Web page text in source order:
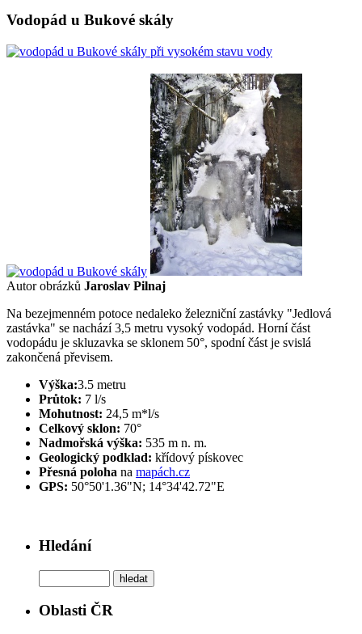
Vodopád u Bukové skály
Autor obrázků Jaroslav Pilnaj
Na bezejmenném potoce nedaleko železniční zastávky "Jedlová
zastávka" se nachází 3,5 metru vysoký vodopád. Horní část
vodopádu je skluzavka se sklonem 50°, spodní část je svislá
zakončená převisem.
Výška:3.5 metru
Průtok: 7 l/s
Mohutnost: 24,5 m*l/s
Celkový sklon: 70°
Nadmořská výška: 535 m n. m.
Geologický podklad: křídový pískovec
Přesná poloha na mapách.cz
GPS: 50°50'1.36"N; 14°34'42.72"E
Hledání
Oblasti ČR